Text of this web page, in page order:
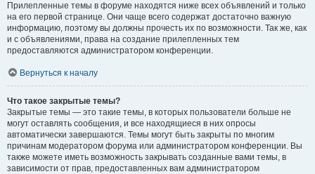
Прилепленные темы в форуме находятся ниже всех объявлений и только
на его первой странице. Они чаще всего содержат достаточно важную
информацию, поэтому вы должны прочесть их по возможности. Так же, как
и с объявлениями, права на создание прилепленных тем
предоставляются администратором конференции.
Вернуться к началу
Что такое закрытые темы?
Закрытые темы — это такие темы, в которых пользователи больше не
могут оставлять сообщения, и все находящиеся в них опросы
автоматически завершаются. Темы могут быть закрыты по многим
причинам модератором форума или администратором конференции. Вы
также можете иметь возможность закрывать созданные вами темы, в
зависимости от прав, предоставленных вам администратором